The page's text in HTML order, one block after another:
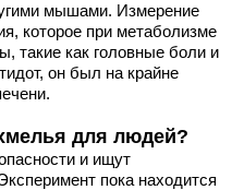
мышами. Измерение
которое при метаболизме
такие как головные боли и
он был на крайне
для людей?
и ищут
пока находится